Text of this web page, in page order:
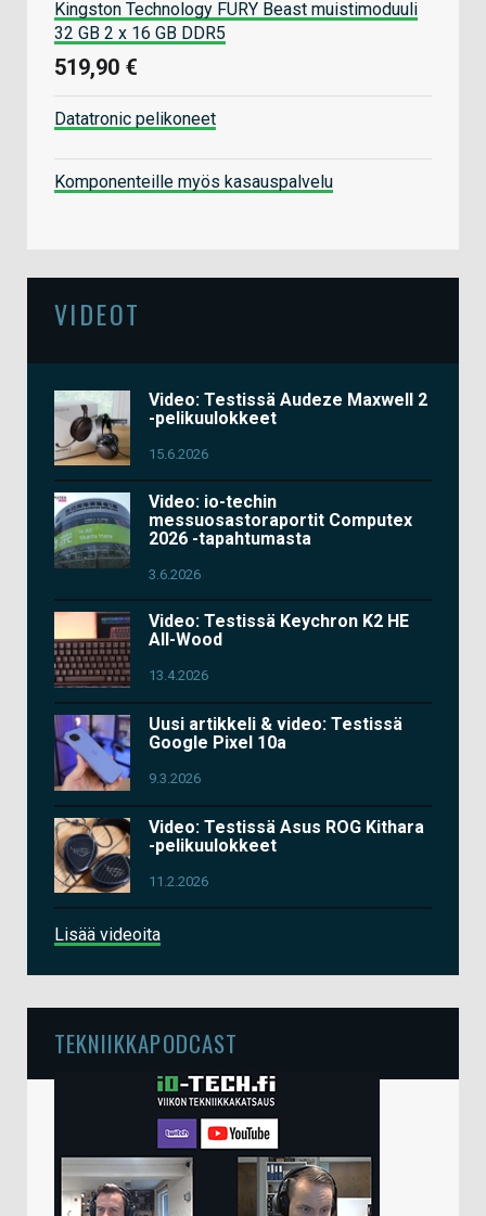
Kingston Technology FURY Beast muistimoduuli
32 GB 2 x 16 GB DDR5
519,90 €
Datatronic pelikoneet
Komponenteille myös kasauspalvelu
VIDEOT
Video: Testissä Audeze Maxwell 2
-pelikuulokkeet
15.6.2026
Video: io-techin
messuosastoraportit Computex
2026 -tapahtumasta
3.6.2026
Video: Testissä Keychron K2 HE
All-Wood
13.4.2026
Uusi artikkeli & video: Testissä
Google Pixel 10a
9.3.2026
Video: Testissä Asus ROG Kithara
-pelikuulokkeet
11.2.2026
Lisää videoita
TEKNIIKKAPODCAST